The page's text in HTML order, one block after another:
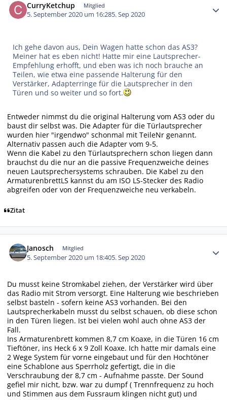
CurryKetchup Mitglied
5. September 2020 um 16:285. Sep 2020
Ich gehe davon aus, Dein Wagen hatte schon das AS3?
Meiner hat es eben nicht! Hatte mir eine Lautsprecher-
Empfehlung erhofft, und eben was ich noch brauche an
Teilen, wie etwa eine passende Halterung für den
Verstärker, Adapterringe für die Lautsprecher in den
Türen und so weiter und so fort.
Entweder nimmst du die original Halterung vom AS3 oder du
baust dir selbst was. Die Adapter für die Türlautsprecher
wurden hier "irgendwo" schonmal mit TeileNr genannt.
Alternativ passen auch die Adapter vom 9-5.
Wenn die Kabel zu den Türlautsprechern schon liegen dann
brauchst du die nur an die passive Frequenzweiche deines
neuen Lautsprechersystems schrauben. Die Kabel zu den
ArmaturenbrettLS kannst du am ISO LS-Stecker des Radio
abgreifen oder von der Frequenzweiche neu verkabeln.
Zitat
Janosch Mitglied
5. September 2020 um 18:405. Sep 2020
Du musst keine Stromkabel ziehen, der Verstärker wird über
das Radio mit Strom versorgt. Eine Halterung wie beschrieben
selbst basteln - sofern keine AS3 vorhanden. Bei den
Lautsprecherkabeln musst du selbst schauen, ob diese schon
in den Türen liegen. Ist bei vielen wohl auch ohne AS3 der
Fall.
Ins Armaturenbrett kommen 8,7 cm Koaxe, in die Türen 16 cm
Tieftöner, ins Heck 6 x 9 Zoll Koaxe. Ich hatte mir damals eine
2 Wege System für vorne eingebaut und für den Hochtöner
eine Schablone aus Sperrholz gefertigt, die in die
Verschraubung der 8,7 cm - Aufnahme passte. Der Sound
gefiel mir nicht, bzw. war zu dumpf ( Trennfrequenz zu hoch
und Stimmen aus dem Fussraum klingen nicht gut) und